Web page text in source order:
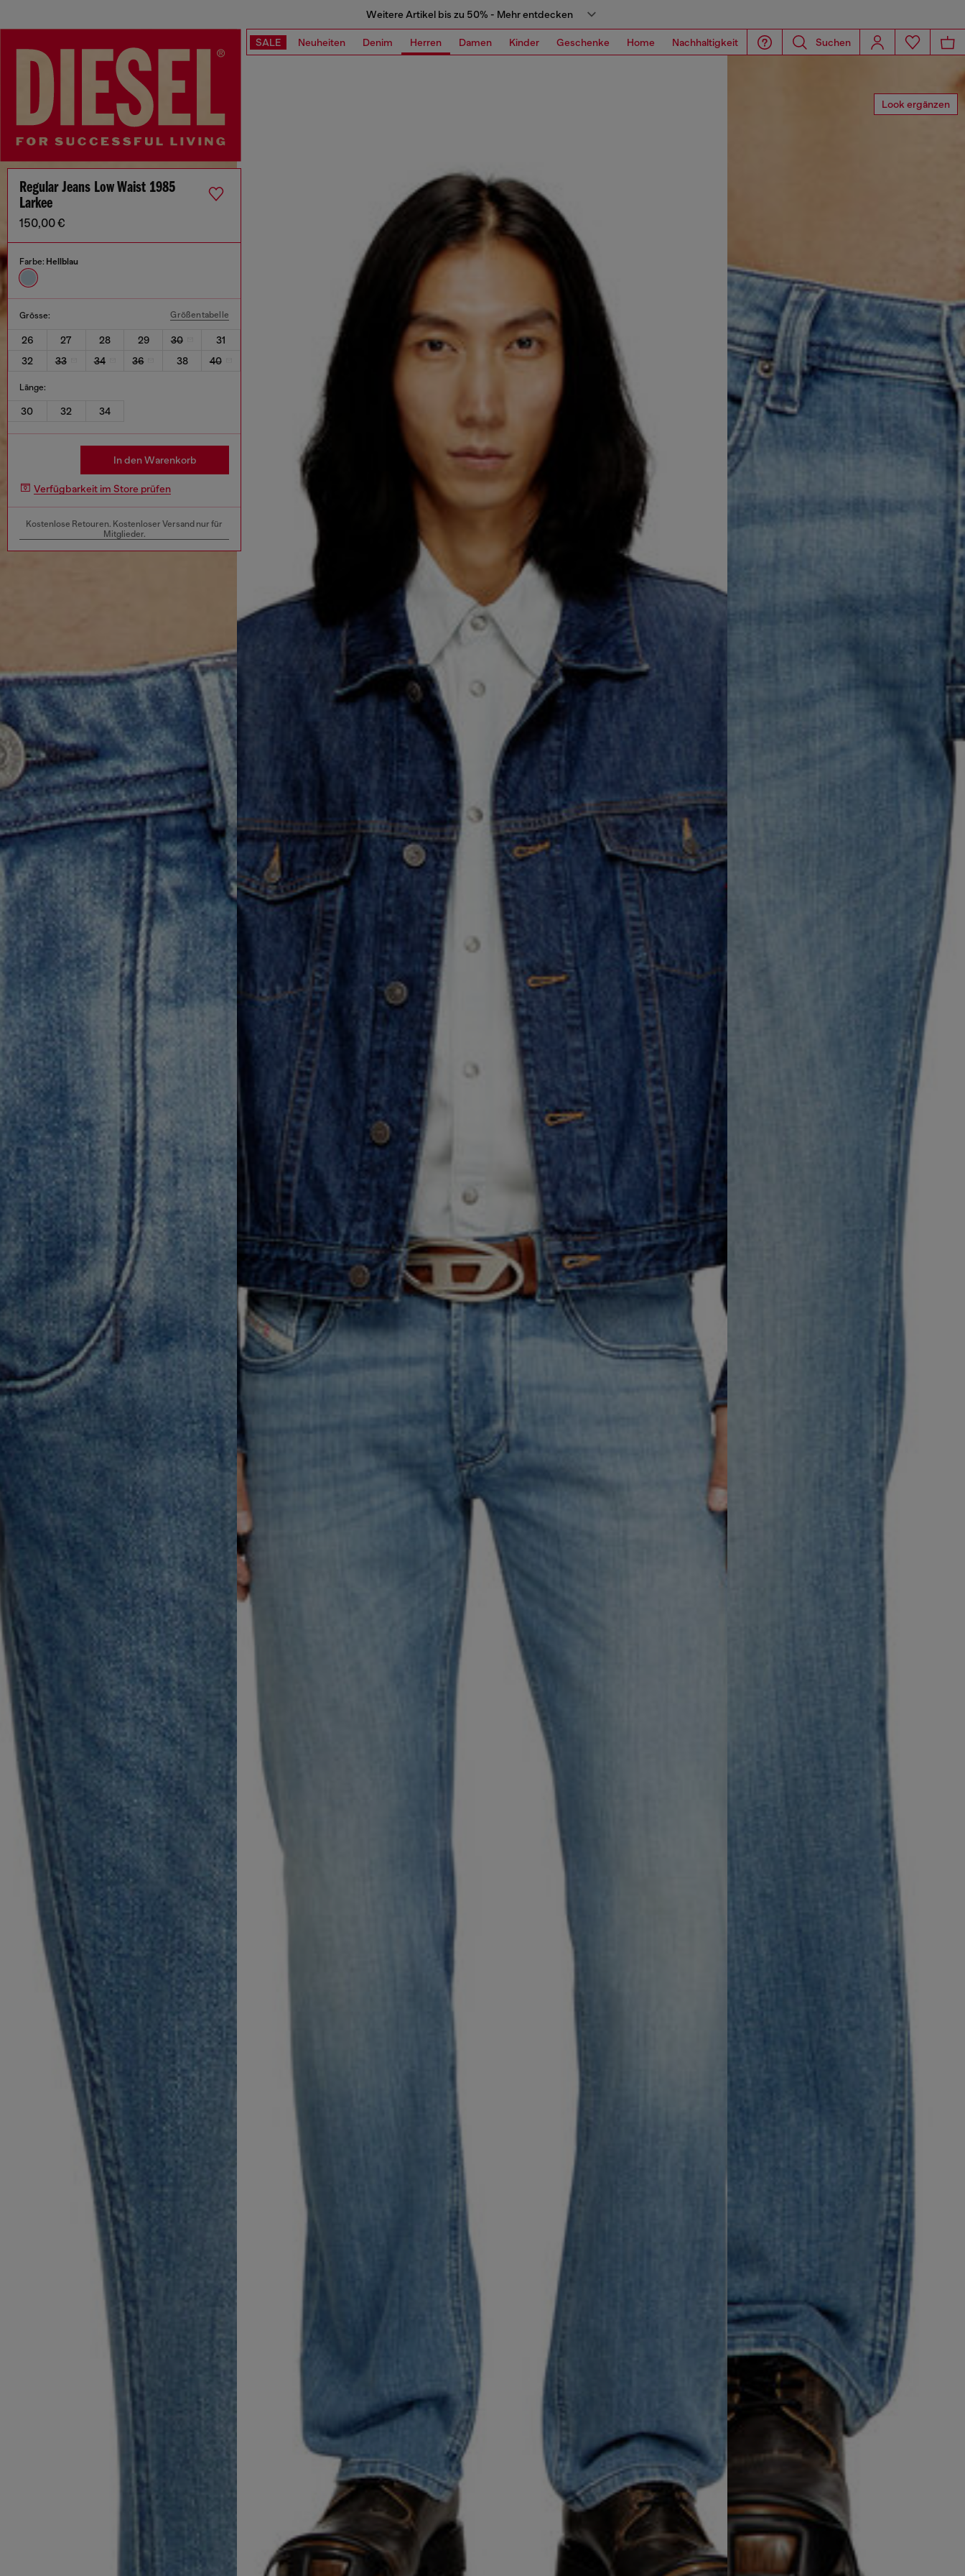
Weitere Artikel bis zu 50% - Mehr entdecken
SALE Neuheiten Denim Herren Damen Kinder Geschenke Home Nachhaltigkeit Suchen
Look ergänzen
Regular Jeans Low Waist 1985
Larkee
150,00 €
Farbe: Hellblau
Grösse: Größentabelle
26 27 28 29 30
31
32
33 34 36 38 40
Länge:
30 32 34
In den Warenkorb
Verfügbarkeit im Store prüfen
Kostenlose Retouren. Kostenloser Versand nur für
Mitglieder.